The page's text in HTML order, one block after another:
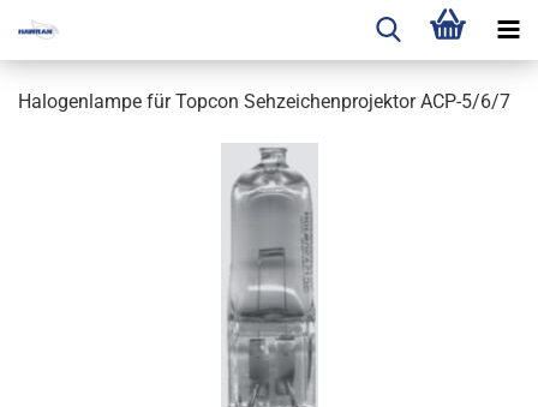
Halogenlampe für Topcon Sehzeichenprojektor ACP-5/6/7